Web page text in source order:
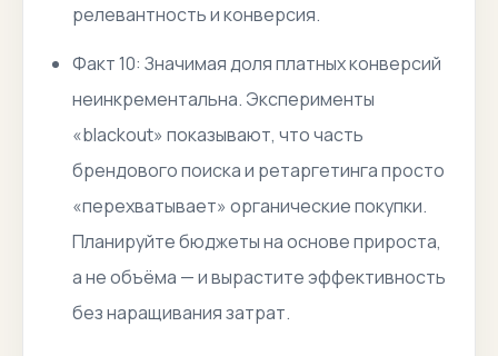
релевантность и конверсия.
Факт 10: Значимая доля платных конверсий
неинкрементальна. Эксперименты
«blackout» показывают, что часть
брендового поиска и ретаргетинга просто
«перехватывает» органические покупки.
Планируйте бюджеты на основе прироста,
а не объёма — и вырастите эффективность
без наращивания затрат.